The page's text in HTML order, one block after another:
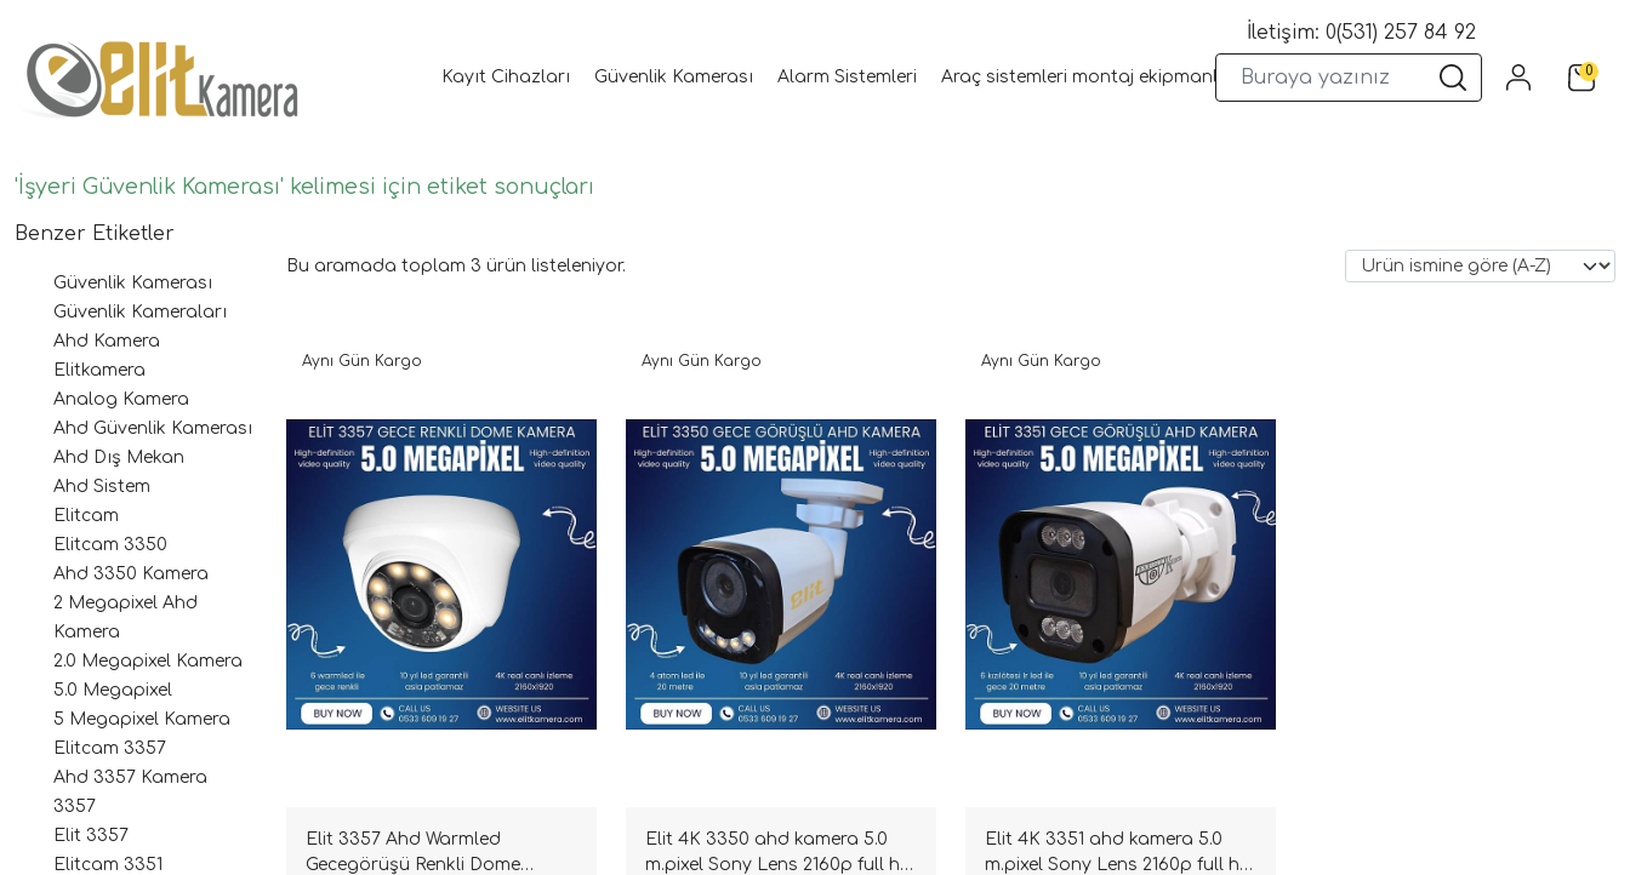
Kayıt Cihazları Güvenlik Kamerası Alarm Sistemleri Araç sistemleri montaj ekipmanları Wifi Kameralar Yangın Sistemleri
İletişim: 0(531) 257 84 92
0
'İşyeri Güvenlik Kamerası' kelimesi için etiket sonuçları
Benzer Etiketler
Güvenlik Kamerası
Güvenlik Kameraları
Ahd Kamera
Elitkamera
Analog Kamera
Ahd Güvenlik Kamerası
Ahd Dış Mekan
Ahd Sistem
Elitcam
Elitcam 3350
Ahd 3350 Kamera
2 Megapixel Ahd
Kamera
2.0 Megapixel Kamera
5.0 Megapixel
5 Megapixel Kamera
Elitcam 3357
Ahd 3357 Kamera
3357
Elit 3357
Elitcam 3351
Bu aramada toplam 3 ürün listeleniyor.
Elit 3357 Ahd Warmled
Gecegörüşü Renkli Dome
Aynı Gün Kargo
Elit 4K 3350 ahd kamera 5.0
m.pixel Sony Lens 2160p full hd
Aynı Gün Kargo
Elit 4K 3351 ahd kamera 5.0
m.pixel Sony Lens 2160p full hd
Aynı Gün Kargo